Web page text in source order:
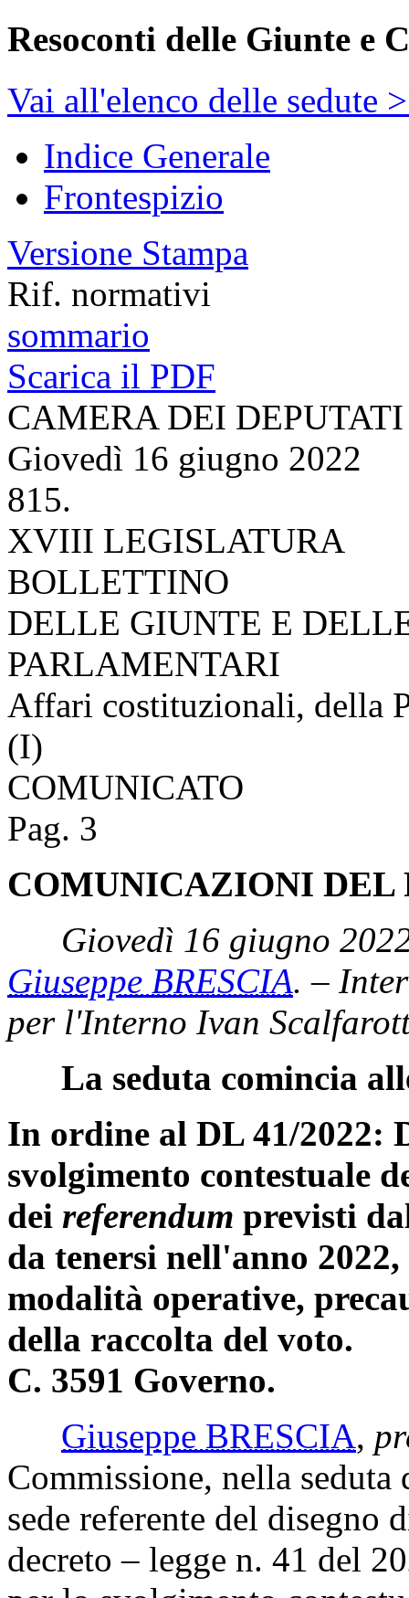
Resoconti delle Giunte e
Vai all'elenco delle sedute
Indice Generale
Frontespizio
Versione Stampa
Rif. normativi
sommario
Scarica il PDF
CAMERA DEI DEPUTATI
Giovedì 16 giugno 2022
815.
XVIII LEGISLATURA
BOLLETTINO
DELLE GIUNTE E
PARLAMENTARI
Affari costituzionali, della
(I)
COMUNICATO
Pag. 3
COMUNICAZIONI DEL
Giovedì 16 giugno
Giuseppe BRESCIA. –
per l'Interno Ivan
La seduta comincia
In ordine al DL 41/2022:
svolgimento contestuale
dei referendum previsti
da tenersi nell'anno
modalità operative,
della raccolta del voto.
C. 3591 Governo.
Giuseppe BRESCIA,
Commissione, nella
sede referente del disegno
decreto – legge n. 41 del